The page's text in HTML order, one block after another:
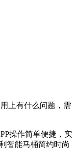
上有什么问题，需
操作简单便捷，实
智能马桶简约时尚